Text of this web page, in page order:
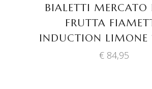
BIALETTI MERCATO
FRUTTA
INDUCTION LIMONE
€84,95